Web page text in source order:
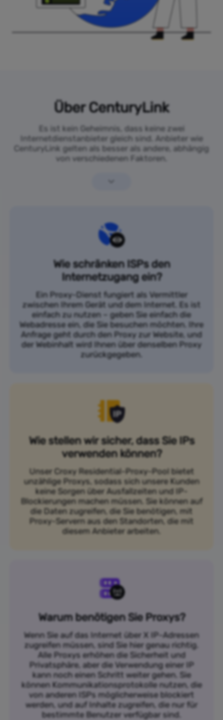
Über CenturyLink
Es ist kein Geheimnis, dass keine zwei
Internetdienstanbieter gleich sind. Anbieter wie
CenturyLink gelten als besser als andere, abhängig
von verschiedenen Faktoren.
Wie schränken ISPs den
Internetzugang ein?
Ein Proxy-Dienst fungiert als Vermittler
zwischen Ihrem Gerät und dem Internet. Es ist
einfach zu nutzen – geben Sie einfach die
Webadresse ein, die Sie besuchen möchten. Ihre
Anfrage geht durch den Proxy zur Website, und
der Webinhalt wird Ihnen über denselben Proxy
zurückgegeben.
Wie stellen wir sicher, dass Sie IPs
verwenden können?
Unser Croxy Residential-Proxy-Pool bietet
unzählige Proxys, sodass sich unsere Kunden
keine Sorgen über Ausfallzeiten und IP-
Blockierungen machen müssen. Sie können auf
die Daten zugreifen, die Sie benötigen, mit
Proxy-Servern aus den Standorten, die mit
diesem Anbieter arbeiten.
Warum benötigen Sie Proxys?
Wenn Sie auf das Internet über X IP-Adressen
zugreifen müssen, sind Sie hier genau richtig.
Alle Proxys erhöhen die Sicherheit und
Privatsphäre, aber die Verwendung einer IP
kann noch einen Schritt weiter gehen. Sie
können Kommunikationsprotokolle nutzen, die
von anderen ISPs möglicherweise blockiert
werden, und auf Inhalte zugreifen, die nur für
bestimmte Benutzer verfügbar sind.